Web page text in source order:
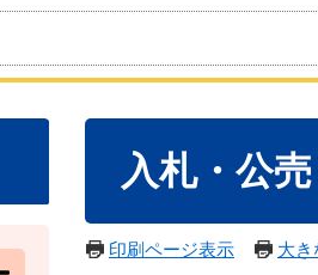
入札・公売
印刷ページ表示 大き